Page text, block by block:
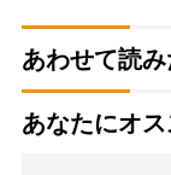
あわせて読
あなたにオス